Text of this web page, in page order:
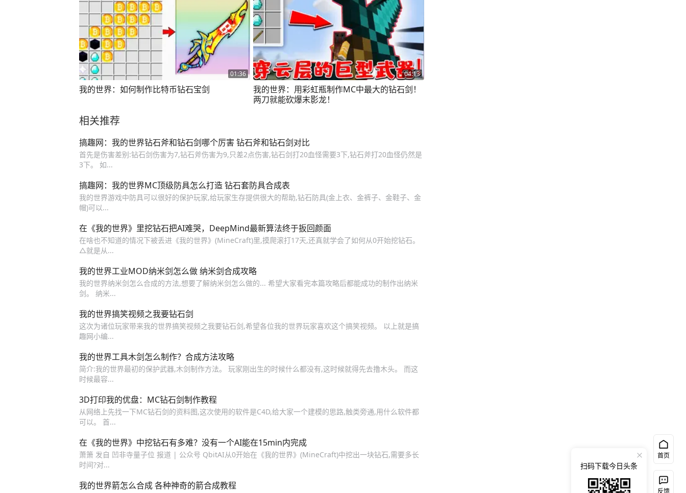
01:36
我的世界：如何制作比特币钻石宝剑
04:13
我的世界：用彩虹瓶制作MC中最大的钻石剑！
两刀就能砍爆末影龙！
相关推荐
搞趣网：我的世界钻石斧和钻石剑哪个厉害 钻石斧和钻石剑对比
首先是伤害差别:钻石剑伤害为7,钻石斧伤害为9,只差2点伤害,钻石剑打20血怪需要3下,钻石斧打20血怪仍然是
3下。 如...
搞趣网：我的世界MC顶级防具怎么打造 钻石套防具合成表
我的世界游戏中防具可以很好的保护玩家,给玩家生存提供很大的帮助,钻石防具(金上衣、金裤子、金鞋子、金
帽)可以...
在《我的世界》里挖钻石把AI难哭，DeepMind最新算法终于扳回颜面
在啥也不知道的情况下被丢进《我的世界》(MineCraft)里,摸爬滚打17天,还真就学会了如何从0开始挖钻石。
△就是从...
我的世界工业MOD纳米剑怎么做 纳米剑合成攻略
我的世界纳米剑怎么合成的方法,想要了解纳米剑怎么做的... 希望大家看完本篇攻略后都能成功的制作出纳米
剑。 纳米...
我的世界搞笑视频之我要钻石剑
这次为诸位玩家带来我的世界搞笑视频之我要钻石剑,希望各位我的世界玩家喜欢这个搞笑视频。 以上就是搞
趣网小编...
我的世界工具木剑怎么制作？合成方法攻略
简介:我的世界最初的保护武器,木剑制作方法。 玩家刚出生的时候什么都没有,这时候就得先去撸木头。 而这
时候最容...
3D打印我的优盘：MC钻石剑制作教程
从网络上先找一下MC钻石剑的资料图,这次使用的软件是C4D,给大家一个建模的思路,触类旁通,用什么软件都
可以。 首...
在《我的世界》中挖钻石有多难？没有一个AI能在15min内完成
萧箫 发自 凹非寺量子位 报道 | 公众号 QbitAI从0开始在《我的世界》(MineCraft)中挖出一块钻石,需要多长
时间?对...
我的世界箭怎么合成 各种神奇的箭合成教程
首页
反馈
扫码下载今日头条